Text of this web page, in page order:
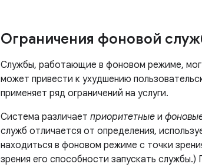
Ограничения фоновой
Службы, работающие в фоновом режиме,
может привести к ухудшению
применяет ряд ограничений на услуги.
Система различает приоритетные и
служб отличается от определения,
находиться в фоновом режиме с точки
зрения его способности запускать